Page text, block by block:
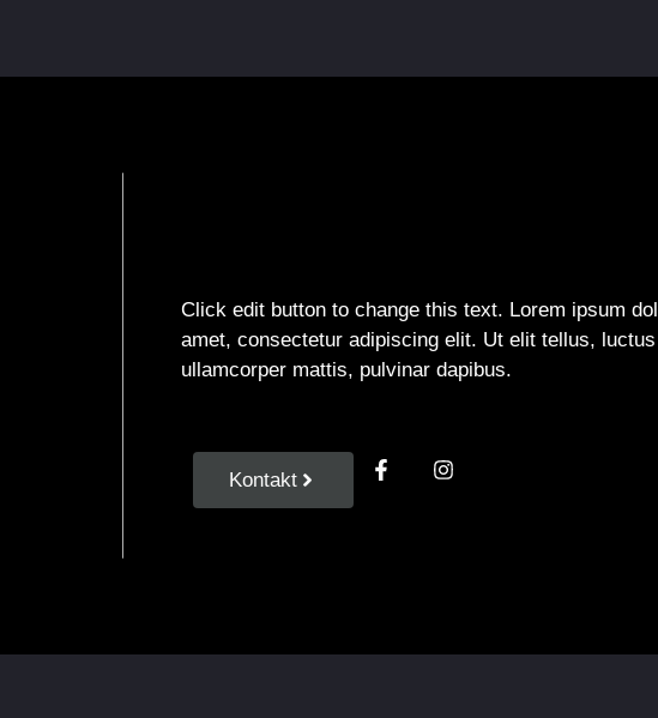
Click edit button to change this text. Lorem ipsum
amet, consectetur adipiscing elit. Ut elit tellus,
ullamcorper mattis, pulvinar dapibus.
Kontakt